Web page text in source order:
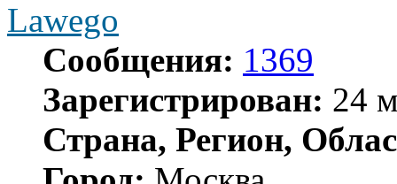
Lawego
Сообщения: 1369
Зарегистрирован: 24
Страна, Регион,